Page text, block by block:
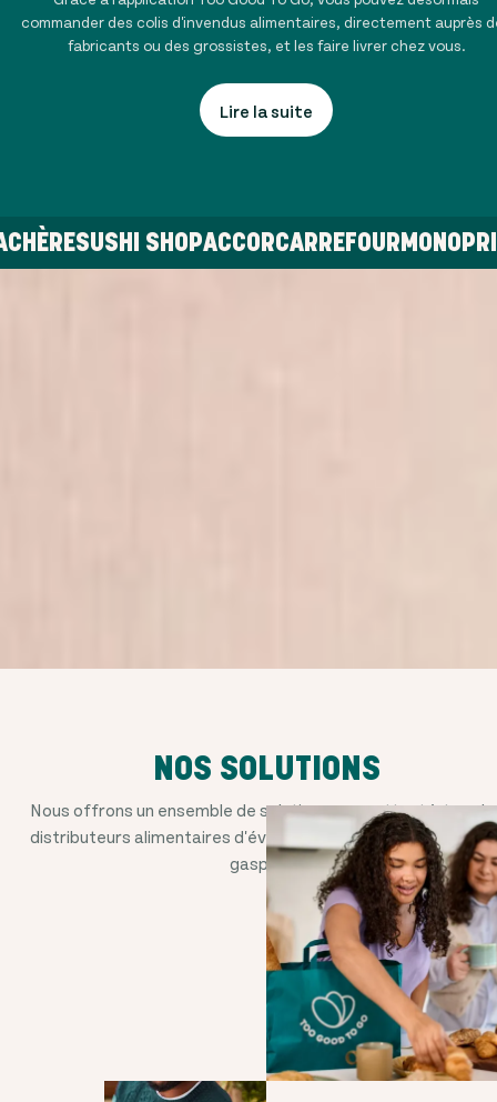
commander des colis d'invendus alimentaires, directement auprès
fabricants ou des grossistes, et les faire livrer chez vous.
Lire la suite
SUSHI SHOPACCOR CARREFOUR
NOS SOLUTIONS
Nous offrons un ensemble de solutions permettant à tous
distributeurs alimentaires d'éviter que de la nourriture ne
gaspillée.